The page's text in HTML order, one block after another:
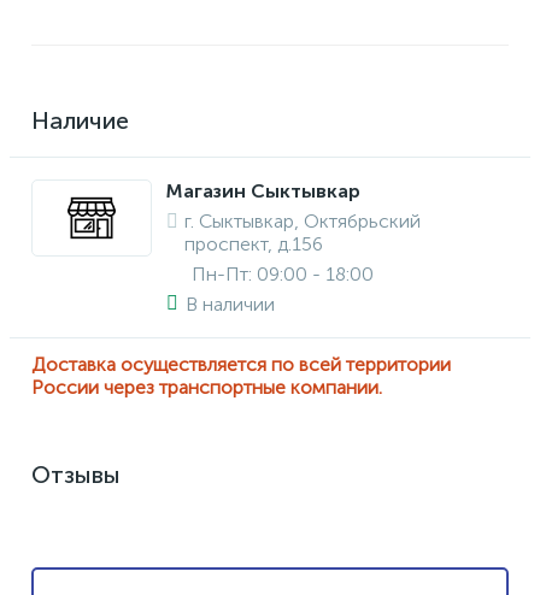
Наличие
Магазин Сыктывкар
г. Сыктывкар, Октябрьский
проспект, д.156
Пн-Пт: 09:00 - 18:00
В наличии
Доставка осуществляется по всей территории
России через транспортные компании.
Отзывы